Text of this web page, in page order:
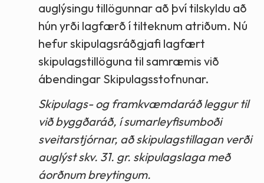
auglýsingu tillögunnar að því tilskyldu að
hún yrði lagfærð í tilteknum atriðum. Nú
hefur skipulagsráðgjafi lagfært
skipulagstillöguna til samræmis við
ábendingar Skipulagsstofnunar.
Skipulags- og framkvæmdaráð leggur til
við byggðaráð, í sumarleyfisumboði
sveitarstjórnar, að skipulagstillagan verði
auglýst skv. 31. gr. skipulagslaga með
áorðnum breytingum.